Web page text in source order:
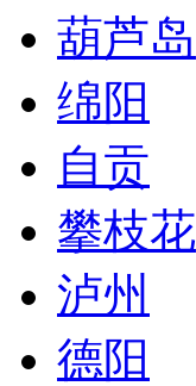
葫芦岛
绵阳
自贡
攀枝花
泸州
德阳